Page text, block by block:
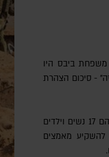
ביבס היו
- סיכום הצהרת
1. חמאס עדיין מחזיק באכזריות 136 חטופות וחטופים, בהם 17 נשים וילדים
להשקיע מאמצים